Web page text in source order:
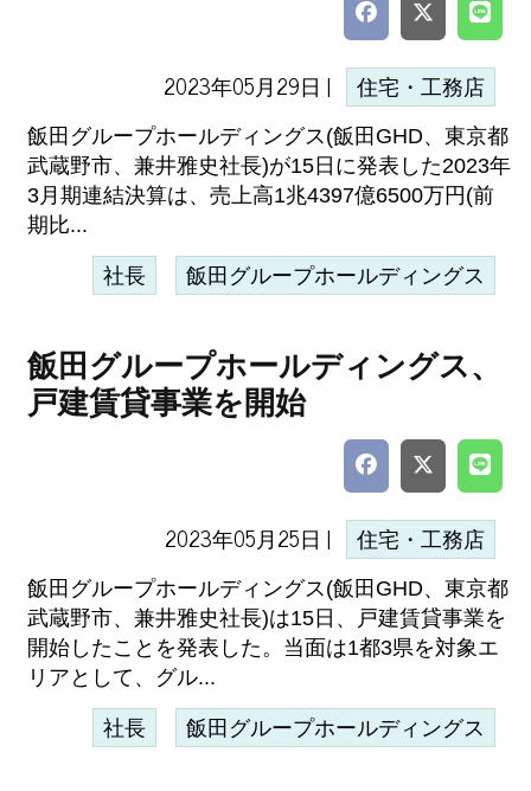
2023年05月29日 | 住宅・工務店
飯田グループホールディングス(飯田GHD、東京都
武蔵野市、兼井雅史社長)が15日に発表した2023年
3月期連結決算は、売上高1兆4397億6500万円(前
期比...
社長 飯田グループホールディングス
飯田グループホールディングス、
戸建賃貸事業を開始
2023年05月25日 | 住宅・工務店
飯田グループホールディングス(飯田GHD、東京都
武蔵野市、兼井雅史社長)は15日、戸建賃貸事業を
開始したことを発表した。当面は1都3県を対象エ
リアとして、グル...
社長 飯田グループホールディングス